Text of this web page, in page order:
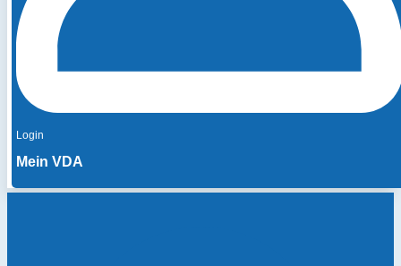
Login
Mein VDA